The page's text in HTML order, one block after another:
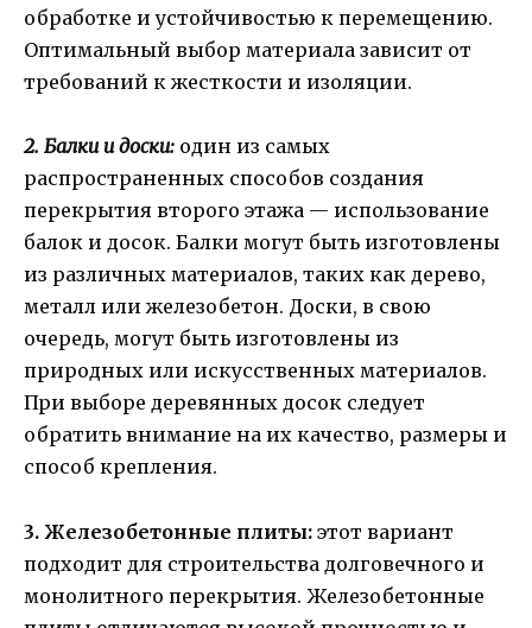
обработке и устойчивостью к перемещению.
Оптимальный выбор материала зависит от
требований к жесткости и изоляции.
2. Балки и доски: один из самых
распространенных способов создания
перекрытия второго этажа — использование
балок и досок. Балки могут быть изготовлены
из различных материалов, таких как дерево,
металл или железобетон. Доски, в свою
очередь, могут быть изготовлены из
природных или искусственных материалов.
При выборе деревянных досок следует
обратить внимание на их качество, размеры и
способ крепления.
3. Железобетонные плиты: этот вариант
подходит для строительства долговечного и
монолитного перекрытия. Железобетонные